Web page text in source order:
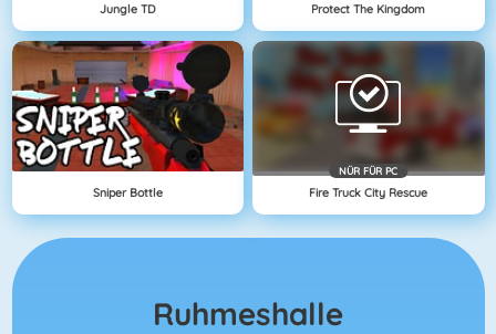
Jungle TD Protect The Kingdom
Sniper Bottle
NÜR FÜR PC
Fire Truck City Rescue
Ruhmeshalle